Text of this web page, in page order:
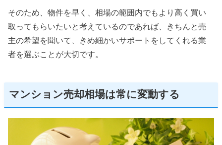
そのため、物件を早く、相場の範囲内でもより高く買い
取ってもらいたいと考えているのであれば、きちんと売
主の希望を聞いて、きめ細かいサポートをしてくれる業
者を選ぶことが大切です。
マンション売却相場は常に変動する